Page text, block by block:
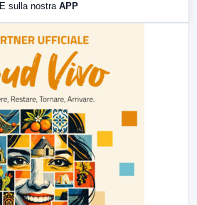
E sulla nostra APP